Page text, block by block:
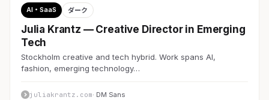
AI・SaaS ダーク
Julia Krantz — Creative Director in Emerging
Tech
Stockholm creative and tech hybrid. Work spans AI,
fashion, emerging technology…
juliakrantz.com· DM Sans